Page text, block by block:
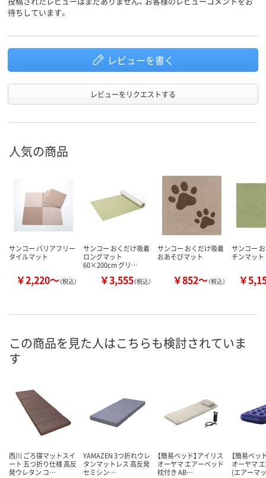
待ちしています。
レビューを書く
レビューをリクエストする
人気の商品
サンコー バリアフリー
タイルマット
￥2,220～（税込）
サンコー おくだけ吸着
ロングマット
60×200cm グリ…
￥3,555（税込）
サンコー おくだけ吸着
おあそびマット
￥852～（税込）
サンコー
チンマット
￥
この商品を見た人はこちらも検討されていま
す
西川 ごろ寝マットスイ
ート 五つ折り仕様 高反
発ウレタン コ…
YAMAZEN 3つ折れウレ
タンマットレス 高反発
セミシン…
【簡易ベッド】アイリス
オーヤマ エアーベッド
枕付き AB…
【簡易ベッ
オーヤマ
(エアーマ